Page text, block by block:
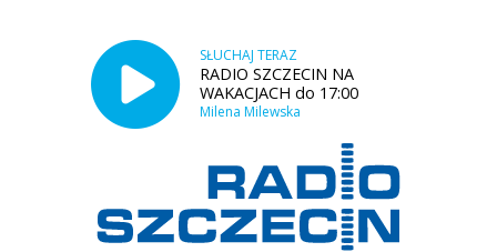
SŁUCHAJ TERAZ
RADIO SZCZECIN NA
WAKACJACH do 17:00
Milena Milewska